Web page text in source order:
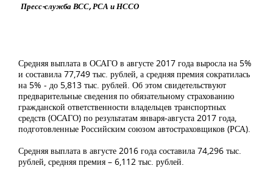
Пресс-служба ВСС, РСА и НССО
Средняя выплата в ОСАГО в августе 2017 года выросла на 5%
и составила 77,749 тыс. рублей, а средняя премия сократилась
на 5% - до 5,813 тыс. рублей. Об этом свидетельствуют
предварительные сведения по обязательному страхованию
гражданской ответственности владельцев транспортных
средств (ОСАГО) по результатам января-августа 2017 года,
подготовленные Российским союзом автостраховщиков (РСА).
Средняя выплата в августе 2016 года составила 74,296 тыс.
рублей, средняя премия – 6,112 тыс. рублей.